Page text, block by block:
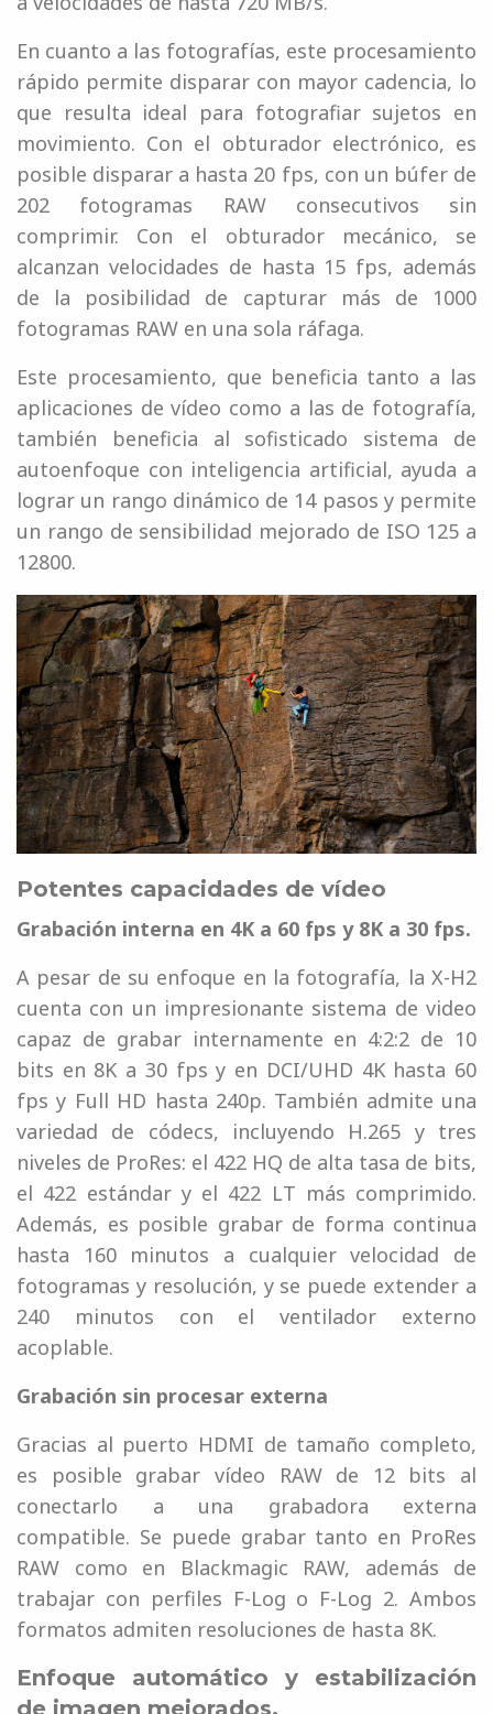
En cuanto a las fotografías, este procesamiento
rápido permite disparar con mayor cadencia, lo
que resulta ideal para fotografiar sujetos en
movimiento. Con el obturador electrónico, es
posible disparar a hasta 20 fps, con un búfer de
202 fotogramas RAW consecutivos sin
comprimir. Con el obturador mecánico, se
alcanzan velocidades de hasta 15 fps, además
de la posibilidad de capturar más de 1000
fotogramas RAW en una sola ráfaga.
Este procesamiento, que beneficia tanto a las
aplicaciones de vídeo como a las de fotografía,
también beneficia al sofisticado sistema de
autoenfoque con inteligencia artificial, ayuda a
lograr un rango dinámico de 14 pasos y permite
un rango de sensibilidad mejorado de ISO 125 a
12800.
Potentes capacidades de vídeo
Grabación interna en 4K a 60 fps y 8K a 30 fps.
A pesar de su enfoque en la fotografía, la X-H2
cuenta con un impresionante sistema de video
capaz de grabar internamente en 4:2:2 de 10
bits en 8K a 30 fps y en DCI/UHD 4K hasta 60
fps y Full HD hasta 240p. También admite una
variedad de códecs, incluyendo H.265 y tres
niveles de ProRes: el 422 HQ de alta tasa de bits,
el 422 estándar y el 422 LT más comprimido.
Además, es posible grabar de forma continua
hasta 160 minutos a cualquier velocidad de
fotogramas y resolución, y se puede extender a
240 minutos con el ventilador externo
acoplable.
Grabación sin procesar externa
Gracias al puerto HDMI de tamaño completo,
es posible grabar vídeo RAW de 12 bits al
conectarlo a una grabadora externa
compatible. Se puede grabar tanto en ProRes
RAW como en Blackmagic RAW, además de
trabajar con perfiles F-Log o F-Log 2. Ambos
formatos admiten resoluciones de hasta 8K.
Enfoque automático y estabilización
de imagen mejorados.